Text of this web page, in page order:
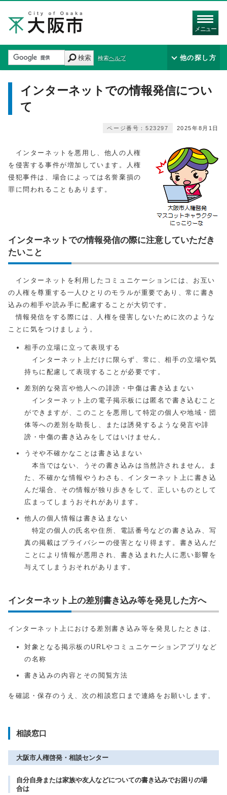
メニュー
検索 検索ヘルプ 他の探し方
インターネットでの情報発信につい
て
2025年8月1日
ページ番号：523297
インターネットを悪用し、他人の人権
を侵害する事件が増加しています。人権
侵犯事件は、場合によっては名誉棄損の
罪に問われることもあります。
インターネットでの情報発信の際に注意していただき
たいこと
インターネットを利用したコミュニケーションには、お互い
の人権を尊重する一人ひとりのモラルが重要であり、常に書き
込みの相手や読み手に配慮することが大切です。
情報発信をする際には、人権を侵害しないために次のような
ことに気をつけましょう。
相手の立場に立って表現する
インターネット上だけに限らず、常に、相手の立場や気
持ちに配慮して表現することが必要です。
差別的な発言や他人への誹謗・中傷は書き込まない
インターネット上の電子掲示板には匿名で書き込むこと
ができますが、このことを悪用して特定の個人や地域・団
体等への差別を助長し、または誘発するような発言や誹
謗・中傷の書き込みをしてはいけません。
うそや不確かなことは書き込まない
本当ではない、うその書き込みは当然許されません。ま
た、不確かな情報やうわさも、インターネット上に書き込
んだ場合、その情報が独り歩きをして、正しいものとして
広まってしまうおそれがあります。
他人の個人情報は書き込まない
特定の個人の氏名や住所、電話番号などの書き込み、写
真の掲載はプライバシーの侵害となり得ます。書き込んだ
ことにより情報が悪用され、書き込まれた人に悪い影響を
与えてしまうおそれがあります。
インターネット上の差別書き込み等を発見した方へ
インターネット上における差別書き込み等を発見したときは、
対象となる掲示板のURLやコミュニケーションアプリなど
の名称
書き込みの内容とその閲覧方法
を確認・保存のうえ、次の相談窓口まで連絡をお願いします。
相談窓口
大阪市人権啓発・相談センター
自分自身または家族や友人などについての書き込みでお困りの場
合は